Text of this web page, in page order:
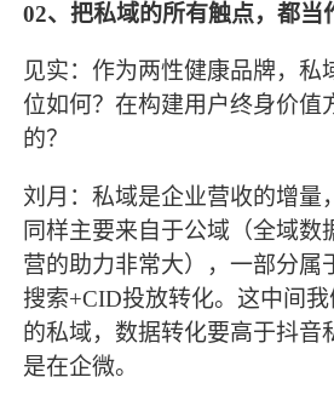
02、把私域的所有触点，都当
见实：作为两性健康品牌，私
位如何？在构建用户终身价值
的？
刘月：私域是企业营收的增量
同样主要来自于公域（全域数
营的助力非常大），一部分属
搜索+CID投放转化。这中间
的私域，数据转化要高于抖音
是在企微。